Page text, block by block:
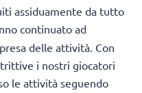
assiduamente da tutto
continuato ad
delle attività. Con
i nostri giocatori
le attività seguendo